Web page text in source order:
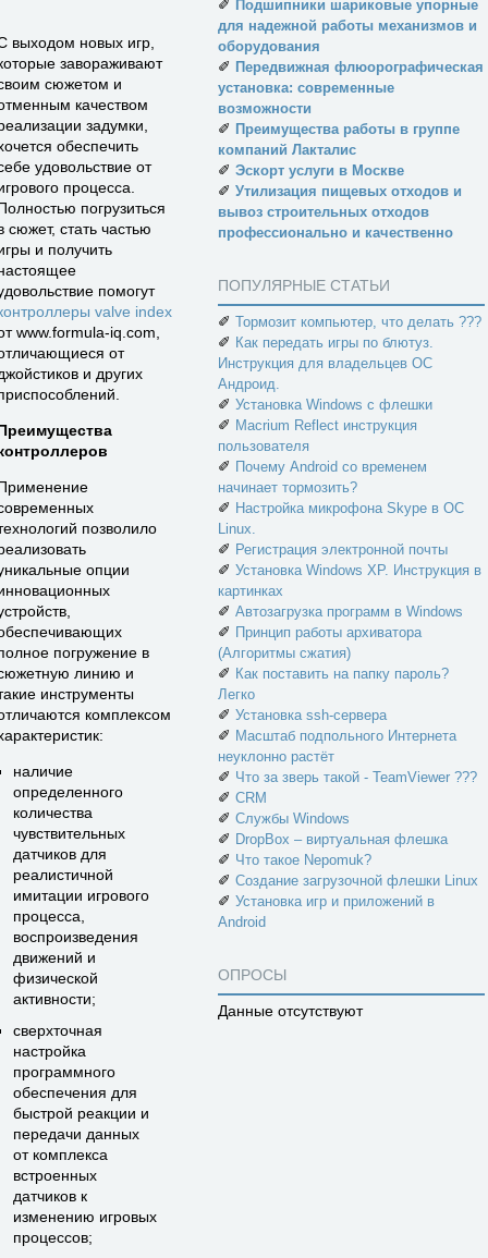
выходом новых игр,
завораживают
сюжетом и
качеством
задумки,
обеспечить
удовольствие от
процесса.
погрузиться
сюжет, стать частью
и получить
помогут
valve index
www.formula-iq.com,
от
и других
позволило
опции
погружение в
линию и
инструменты
комплексом
наличие
определенного
количества
чувствительных
датчиков для
реалистичной
имитации игрового
процесса,
воспроизведения
движений и
физической
активности;
сверхточная
настройка
программного
обеспечения для
быстрой реакции и
передачи данных
от комплекса
встроенных
датчиков к
изменению игровых
процессов;
✐ Подшипники шариковые упорные
для надежной работы механизмов и
оборудования
✐ Передвижная флюорографическая
установка: современные
возможности
✐ Преимущества работы в группе
компаний Лакталис
✐ Эскорт услуги в Москве
✐ Утилизация пищевых отходов и
вывоз строительных отходов
профессионально и качественно
ПОПУЛЯРНЫЕ СТАТЬИ
✐ Тормозит компьютер, что делать ???
✐ Как передать игры по блютуз.
Инструкция для владельцев ОС
Андроид.
✐ Установка Windows с флешки
✐ Macrium Reflect инструкция
пользователя
✐ Почему Android со временем
начинает тормозить?
✐ Настройка микрофона Skype в ОС
Linux.
✐ Регистрация электронной почты
✐ Установка Windows XP. Инструкция в
картинках
✐ Автозагрузка программ в Windows
✐ Принцип работы архиватора
(Алгоритмы сжатия)
✐ Как поставить на папку пароль?
Легко
✐ Установка ssh-сервера
✐ Масштаб подпольного Интернета
неуклонно растёт
✐ Что за зверь такой - TeamViewer ???
✐ CRM
✐ Службы Windows
✐ DropBox – виртуальная флешка
✐ Что такое Nepomuk?
✐ Создание загрузочной флешки Linux
✐ Установка игр и приложений в
Android
ОПРОСЫ
Данные отсутствуют